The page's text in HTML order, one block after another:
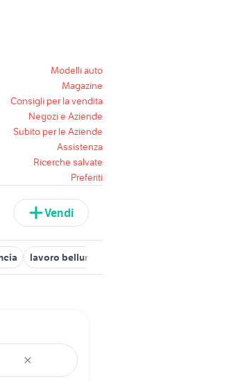
Modelli auto
Magazine
Consigli per la vendita
Negozi e Aziende
Subito per le Aziende
Assistenza
Ricerche salvate
Preferiti
Vendi
lavoro belluno